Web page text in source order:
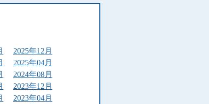
2025年12月
2025年04月
2024年08月
2023年12月
2023年04月